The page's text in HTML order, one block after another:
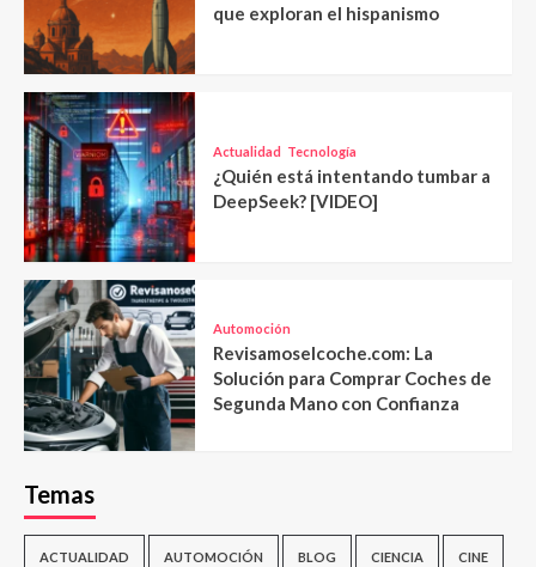
que exploran el hispanismo
Actualidad Tecnología
¿Quién está intentando tumbar a
DeepSeek? [VIDEO]
Automoción
Revisamoselcoche.com: La
Solución para Comprar Coches de
Segunda Mano con Confianza
Temas
ACTUALIDAD AUTOMOCIÓN BLOG CIENCIA CINE